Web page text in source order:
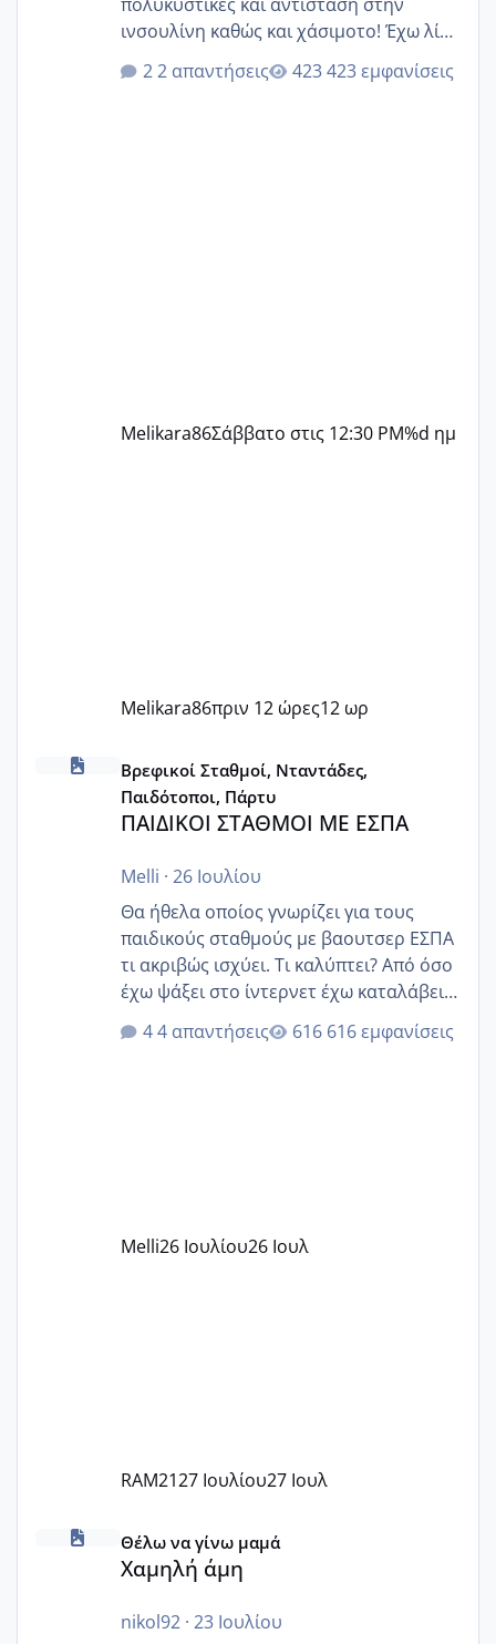
ινσουλίνη καθώς και χάσιμοτο! Έχω λίγα
κιλά παραπάνω και όσο κ αν προσπαθώ
δεν χάνω εύκολα! Προσπαθώ για ακόμη
2 απαντήσεις 423 εμφανίσεις
Melikara86Σάββατο στις 12:30 PM%d ημ
Melikara86πριν 12 ώρες12 ωρ
ΠΑΙΔΙΚΟΙ ΣΤΑΘΜΟΙ ΜΕ ΕΣΠΑ
Βρεφικοί Σταθμοί, Νταντάδες,
Παιδότοποι, Πάρτυ
ΠΑΙΔΙΚΟΙ ΣΤΑΘΜΟΙ ΜΕ ΕΣΠΑ
Melli · 26 Ιουλίου
Θα ήθελα οποίος γνωρίζει για τους
παιδικούς σταθμούς με βαουτσερ ΕΣΠΑ
τι ακριβώς ισχύει. Τι καλύπτει? Από όσο
έχω ψάξει στο ίντερνετ έχω καταλάβει
ότι το βαουτσερ καλύπτει όλα τα
δίδακτρα και τα τροφεια του ιδιωτικού
Εγώ πήγα σε έναν ιδιωτικό παιδικό στ
4 απαντήσεις 616 εμφανίσεις
Melli26 Ιουλίου26 Ιουλ
RAM2127 Ιουλίου27 Ιουλ
Χαμηλή άμη
Θέλω να γίνω μαμά
Χαμηλή άμη
nikol92· 23 Ιουλίου